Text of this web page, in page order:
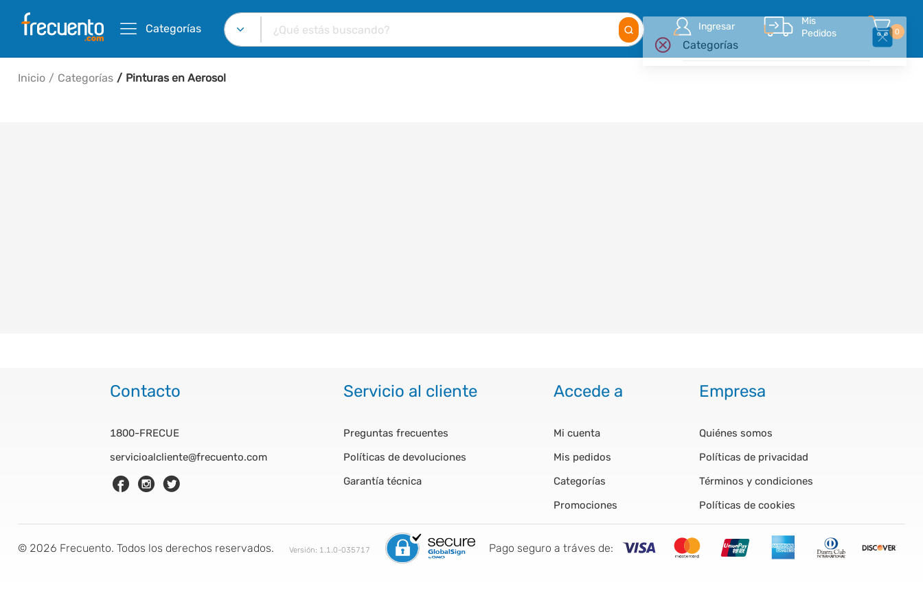
Categorías Ingresar
Mis
Pedidos
0
Inicio Categorías Pinturas en Aerosol
Contacto
1800-FRECUE
servicioalcliente@frecuento.com
Servicio al cliente
Preguntas frecuentes
Políticas de devoluciones
Garantía técnica
Accede a
Mi cuenta
Mis pedidos
Categorías
Promociones
Empresa
Quiénes somos
Políticas de privacidad
Términos y condiciones
Políticas de cookies
© 2026 Frecuento. Todos los derechos reservados. Versión: 1.1.0-035717 Pago seguro a tráves de: